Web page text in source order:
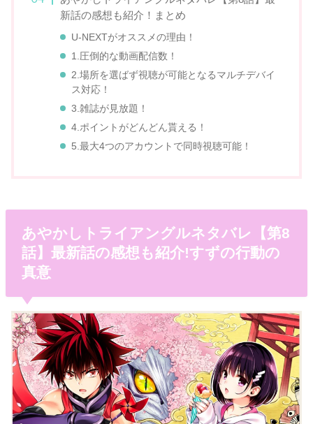
新話の感想も紹介！まとめ
U-NEXTがオススメの理由！
1.圧倒的な動画配信数！
2.場所を選ばず視聴が可能となるマルチデバイ
ス対応！
3.雑誌が見放題！
4.ポイントがどんどん貰える！
5.最大4つのアカウントで同時視聴可能！
あやかしトライアングルネタバレ【第8
話】最新話の感想も紹介!すずの行動の
真意